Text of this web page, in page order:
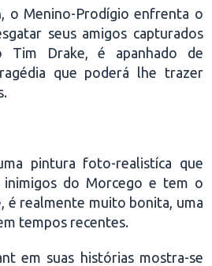
o Menino-Prodígio enfrenta o
seus amigos capturados
Tim Drake, é apanhado de
que poderá lhe trazer
pintura foto-realistíca que
inimigos do Morcego e tem o
é realmente muito bonita, uma
tempos recentes.
em suas histórias mostra-se